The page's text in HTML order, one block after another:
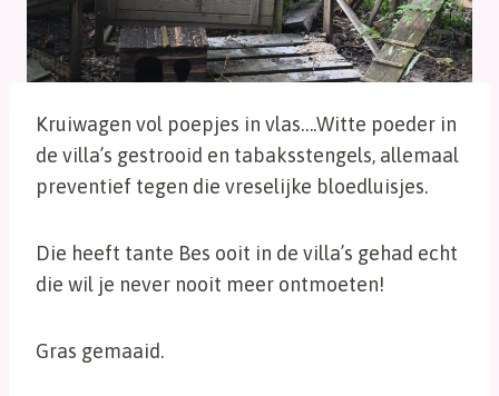
Kruiwagen vol poepjes in vlas….Witte poeder in
de villa’s gestrooid en tabaksstengels, allemaal
preventief tegen die vreselijke bloedluisjes.
Die heeft tante Bes ooit in de villa’s gehad echt
die wil je never nooit meer ontmoeten!
Gras gemaaid.